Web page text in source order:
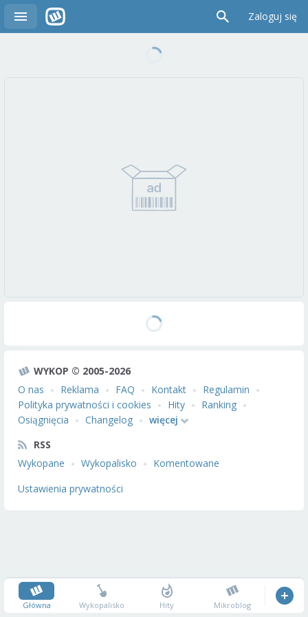
Zaloguj się
WYKOP © 2005-2026
O nas
Reklama FAQ Kontakt
Regulamin
Polityka prywatności i cookies
Hity
Ranking
Osiągnięcia
Changelog
więcej
RSS
Wykopane
Wykopalisko
Komentowane
Ustawienia prywatności
Główna Wykopalisko Hity Mikroblog